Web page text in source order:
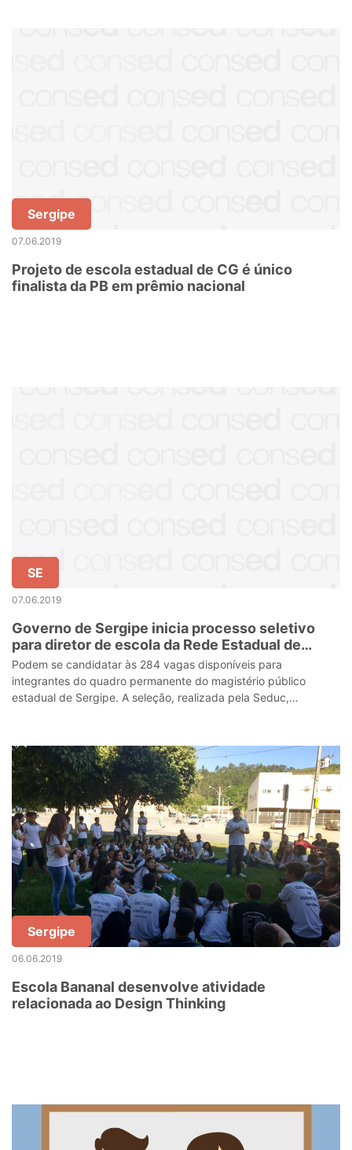
Sergipe
07.06.2019
Projeto de escola estadual de CG é único
finalista da PB em prêmio nacional
SE
07.06.2019
Governo de Sergipe inicia processo seletivo
para diretor de escola da Rede Estadual de
Ensino
Podem se candidatar às 284 vagas disponíveis para
integrantes do quadro permanente do magistério público
estadual de Sergipe. A seleção, realizada pela Seduc,
Sergipe
06.06.2019
Escola Bananal desenvolve atividade
relacionada ao Design Thinking